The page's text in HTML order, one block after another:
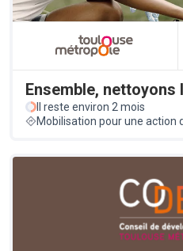
Ensemble, nettoyons
Il reste environ 2 mois
Mobilisation pour une action